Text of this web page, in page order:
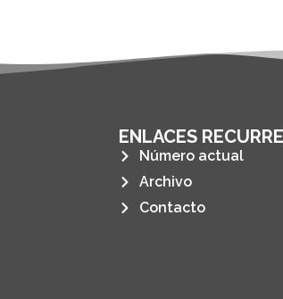
ENLACES
Número actual
Archivo
Contacto